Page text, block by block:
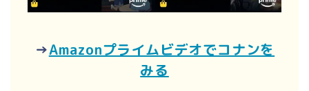
→Amazonプライムビデオでコナンを
みる